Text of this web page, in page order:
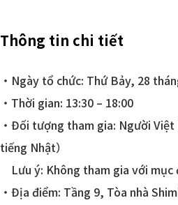
Thông tin chi tiết
・Ngày tổ chức: Thứ Bảy, 28
・Thời gian: 13:30 – 18:00
・Đối tượng tham gia: Người
tiếng Nhật）
Lưu ý: Không tham gia với mục
・Địa điểm: Tầng 9, Tòa nhà